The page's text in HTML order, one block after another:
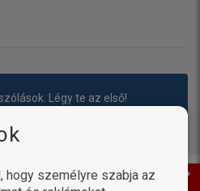
Légy te az első!
írták
hogy személyre szabja az